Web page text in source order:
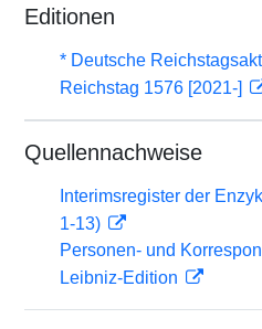
Editionen
* Deutsche
Reichstag 1576 [2021-]
Quellennachweise
Interimsregister der
1-13)
Personen- und
Leibniz-Edition